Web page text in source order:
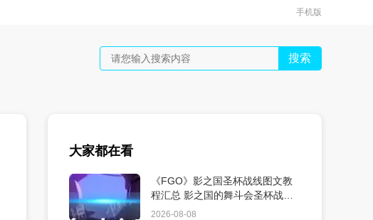
手机版
搜索
大家都在看
《FGO》影之国圣杯战线图文教
程汇总 影之国的舞斗会圣杯战线
图文操作步骤
2026-08-08